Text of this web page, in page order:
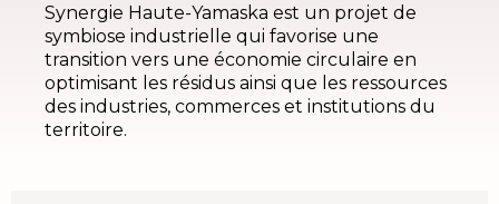
Synergie Haute-Yamaska est un projet de
symbiose industrielle qui favorise une
transition vers une économie circulaire en
optimisant les résidus ainsi que les ressources
des industries, commerces et institutions du
territoire.